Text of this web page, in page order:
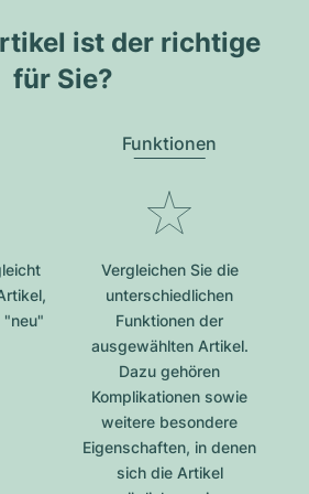
ist der richtige
für Sie?
"neu"
Funktionen
Vergleichen Sie die
unterschiedlichen
Funktionen der
ausgewählten Artikel.
Dazu gehören
Komplikationen sowie
weitere besondere
Eigenschaften, in denen
sich die Artikel